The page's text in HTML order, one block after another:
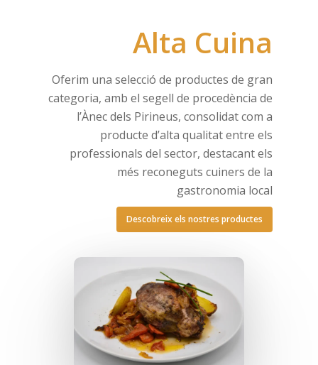
Alta Cuina
Oferim una selecció de productes de gran
categoria, amb el segell de procedència de
l’Ànec dels Pirineus, consolidat com a
producte d’alta qualitat entre els
professionals del sector, destacant els
més reconeguts cuiners de la
gastronomia local
Descobreix els nostres productes